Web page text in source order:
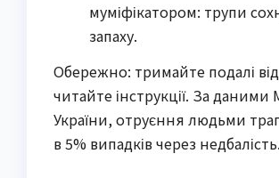
муміфікатором: трупи
запаху.
Обережно: тримайте подалі
читайте інструкції. За даними
України, отруєння людьми
в 5% випадків через недбалість.